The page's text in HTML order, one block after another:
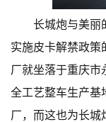
长城炮与美丽
实施皮卡解禁政策
厂就坐落于重庆市
全工艺整车生产基
厂，而这也为长城